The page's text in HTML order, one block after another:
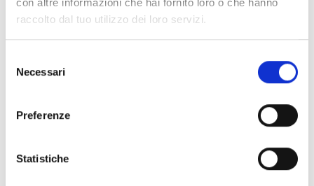
con altre informazioni che hai fornito loro o che hanno
raccolto dal tuo utilizzo dei loro servizi.
delNecessari
Preferenze
Statistiche
Acessórios detetores Enea
Acessórios Senseware
Acessórios da Série Industrial